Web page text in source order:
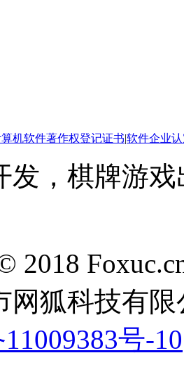
机软件著作权登记证书|软件企业
发，棋牌游
2018
网狐科技有限
号-10